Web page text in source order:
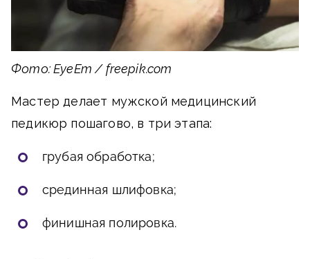
Фото: EyeEm / freepik.com
Мастер делает мужской медицинский
педикюр пошагово, в три этапа:
грубая обработка;
срединная шлифовка;
финишная полировка.